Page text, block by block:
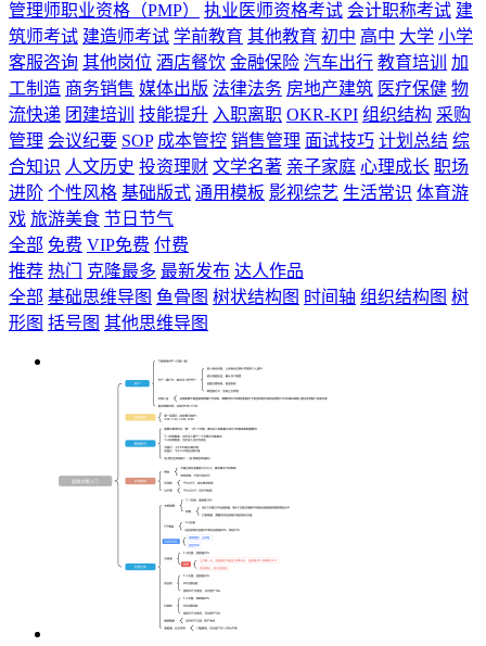
管理师职业资格（PMP）
执业医师资格考试 会计职称考试 建
筑师考试 建造师考试 学前教育 其他教育 初中 高中 大学 小学
客服咨询 其他岗位 酒店餐饮 金融保险 汽车出行 教育培训
加
工制造 商务销售 媒体出版 法律法务 房地产建筑 医疗保健 物
流快递 团建培训 技能提升 入职离职 OKR-KPI 组织结构 采购
管理 会议纪要 SOP 成本管控 销售管理 面试技巧 计划总结 综
合知识 人文历史 投资理财 文学名著 亲子家庭 心理成长 职场
进阶 个性风格 基础版式 通用模板 影视综艺 生活常识 体育游
戏 旅游美食 节日节气
全部 免费 VIP免费 付费
推荐 热门 克隆最多 最新发布 达人作品
全部 基础思维导图 鱼骨图 树状结构图 时间轴 组织结构图 树
形图 括号图 其他思维导图